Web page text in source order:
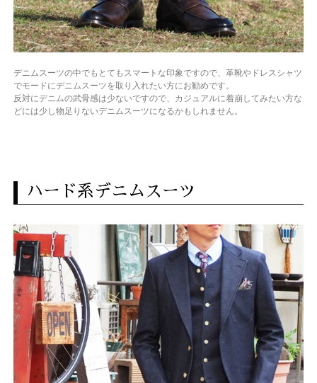
デニムスーツの中でもとてもスマートな印象ですので、革靴やドレスシャツ
でモードにデニムスーツを取り入れたい方にお勧めです。
反対にデニムの武骨感は少ないですので、カジュアルに着崩してみたい方な
どには少し物足りないデニムスーツになるかもしれません。
ハード系デニムスーツ